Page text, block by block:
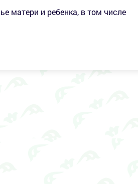
матери и ребенка, в том числе